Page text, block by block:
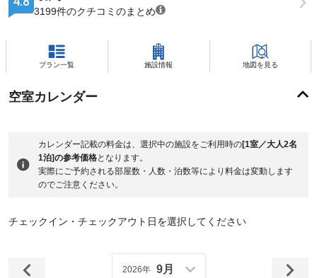
3199件のクチコミのまとめ
プラン一覧 施設情報 地図を見る
空室カレンダー
カレンダー記載の料金は、選択中の施設をご利用時の[1室／大人2名
1泊]の参考価格となります。
実際にご予約される部屋数・人数・泊数等により料金は変動します
のでご注意ください。
チェックイン・チェックアウト日を選択してください
2026年 9月